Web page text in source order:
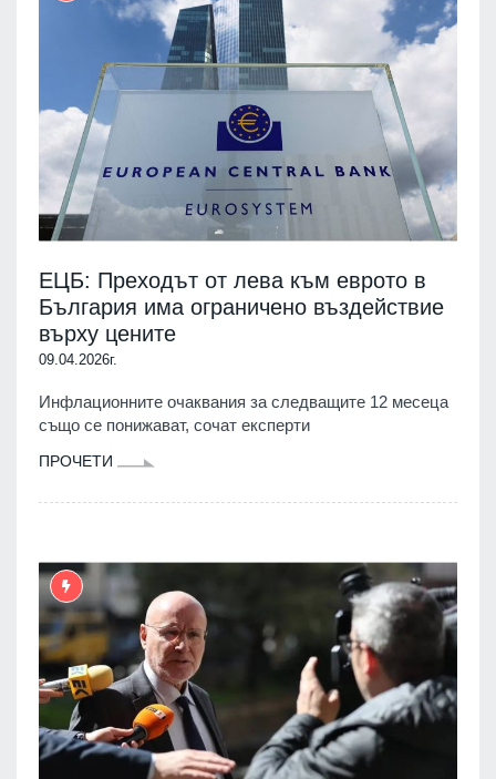
ЕЦБ: Преходът от лева към еврото в
България има ограничено въздействие
върху цените
09.04.2026г.
Инфлационните очаквания за следващите 12 месеца
също се понижават, сочат експерти
ПРОЧЕТИ